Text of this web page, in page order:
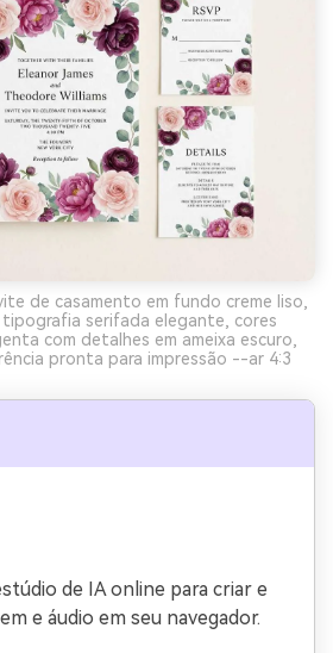
de casamento em fundo creme liso,
serifada elegante, cores
com detalhes em ameixa escuro,
pronta para impressão --ar 4:3
de IA online para criar e
e áudio em seu navegador.